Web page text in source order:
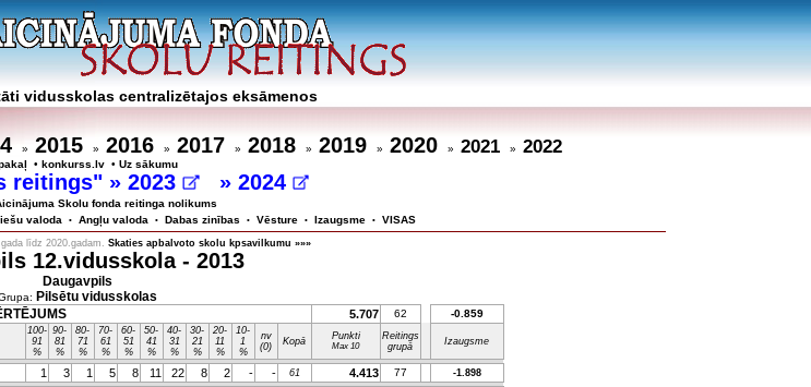
vidusskolas centralizētajos eksāmenos
» 2015» 2016» 2017 » 2018» 2019» 2020» 2021» 2022
• konkurss.lv • Uz sākumu
reitings" »2023 » 2024
Skolu fonda reitinga nolikums
valoda • Angļu valoda • Dabas zinības • Vēsture • Izaugsme • VISAS
līdz 2020.gadam. Skaties apbalvoto skolu kpsavilkumu »»»
12.vidusskola - 2013
Daugavpils
Pilsētu vidusskolas
5.707 62 -0.859
100-
91
%
90-
81
%
80-
71
%
70-
61
%
60-
51
%
50-
41
%
40-
31
%
30-
21
%
20-
11
%
10-
1
%
nv
(0)
Kopā Punkti
Max 10
Reitings
grupā
Izaugsme
1 3 1 5 8 11 22 8 2 - - 61 4.413 77 -1.898